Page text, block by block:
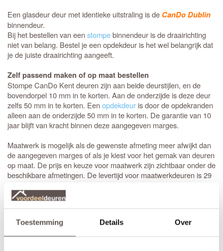
Toestemming Details Over
Een glasdeur deur met identieke uitstraling is de CanDo Dublin
binnendeur.
Bij het bestellen van eenstompebinnendeur is de draairichting
niet van belang. Bestel je een opdekdeur is het wel belangrijk dat
je de juiste draairichting aangeeft.
Zelf passend maken of op maat bestellen
Stompe CanDo Kent deuren zijn aan beide deurstijlen, en de
bovendorpel 10 mm in te korten. Aan de onderzijde is deze deur
zelfs 50 mm in te korten. Eenopdekdeur is door de opdekranden
alleen aan de onderzijde 50 mm in te korten. De garantie van 10
jaar blijft van kracht binnen deze aangegeven marges.
Maatwerk is mogelijk als de gewenste afmeting meer afwijkt dan
de aangegeven marges of als je kiest voor het gemak van deuren
op maat. De prijs en keuze voor maatwerk zijn zichtbaar onder de
beschikbare afmetingen. De levertijd voor maatwerkdeuren is 29
met 3 werkdagen)